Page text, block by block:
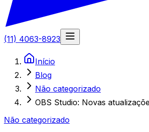
(11) 4063-8923
Início
Blog
Não categorizado
OBS Studio: Novas
Não categorizado